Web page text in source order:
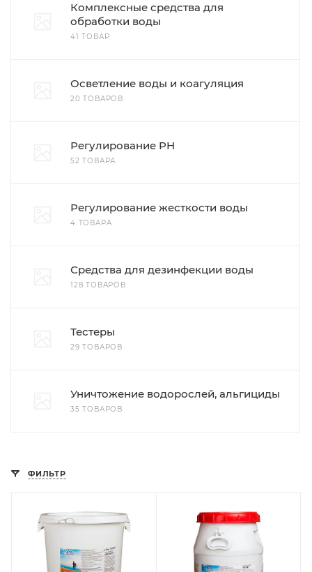
Комплексные средства для
обработки воды
41 ТОВАР
Осветление воды и коагуляция
20 ТОВАРОВ
Регулирование PH
52 ТОВАРА
Регулирование жесткости воды
4 ТОВАРА
Средства для дезинфекции воды
128 ТОВАРОВ
Тестеры
29 ТОВАРОВ
Уничтожение водорослей, альгициды
35 ТОВАРОВ
ФИЛЬТР